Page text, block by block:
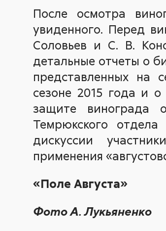
После осмотра
увиденного. Перед
Соловьев и С. В.
детальные отчеты о
представленных на
сезоне 2015 года и о
защите винограда
Темрюкского
дискуссии
применения
«Поле Августа»
Фото А. Лукьяненко